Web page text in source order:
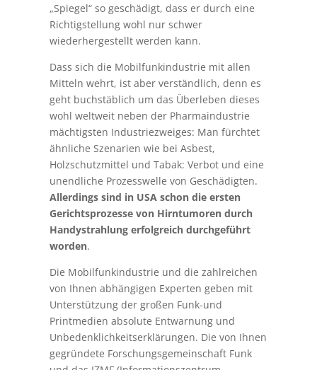
„Spiegel“ so geschädigt, dass er durch eine
Richtigstellung wohl nur schwer
wiederhergestellt werden kann.
Dass sich die Mobilfunkindustrie mit allen
Mitteln wehrt, ist aber verständlich, denn es
geht buchstäblich um das Überleben dieses
wohl weltweit neben der Pharmaindustrie
mächtigsten Industriezweiges: Man fürchtet
ähnliche Szenarien wie bei Asbest,
Holzschutzmittel und Tabak: Verbot und eine
unendliche Prozesswelle von Geschädigten.
Allerdings sind in USA schon die ersten
Gerichtsprozesse von Hirntumoren durch
Handystrahlung erfolgreich durchgeführt
worden.
Die Mobilfunkindustrie und die zahlreichen
von Ihnen abhängigen Experten geben mit
Unterstützung der großen Funk-und
Printmedien absolute Entwarnung und
Unbedenklichkeitserklärungen. Die von Ihnen
gegründete Forschungsgemeinschaft Funk